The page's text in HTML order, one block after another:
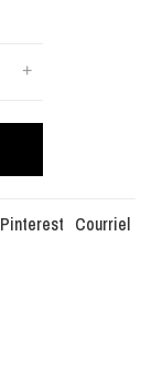
+
Pinterest Courriel